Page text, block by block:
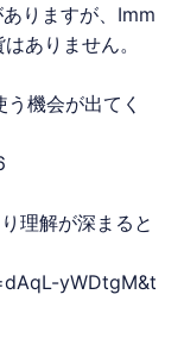
りますが、 Imm
ありません。
機会が出てく
理解が深まると
yWDtgM&t